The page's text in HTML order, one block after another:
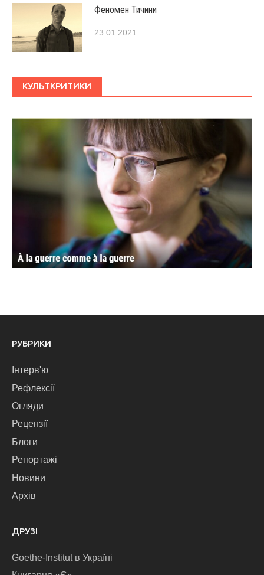
Феномен Тичини
23.01.2021
КУЛЬТКРИТИКИ
РУБРИКИ
Інтерв'ю
Рефлексії
Огляди
Рецензії
Блоги
Репортажі
Новини
Архів
ДРУЗІ
Goethe-Institut в Україні